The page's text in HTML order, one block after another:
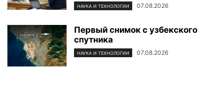
НАУКА И ТЕХНОЛОГИИ 07.08.2026
Первый снимок с узбекского
спутника
НАУКА И ТЕХНОЛОГИИ 07.08.2026